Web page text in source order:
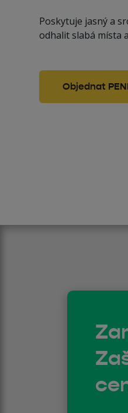
Poskytuje jasný a
odhalit slabá místa
Objednat